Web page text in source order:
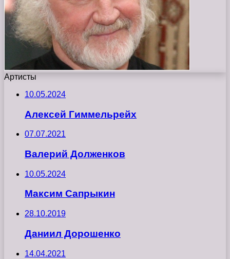
Артисты
10.05.2024
Алексей Гиммельрейх
07.07.2021
Валерий Долженков
10.05.2024
Максим Сапрыкин
28.10.2019
Даниил Дорошенко
14.04.2021